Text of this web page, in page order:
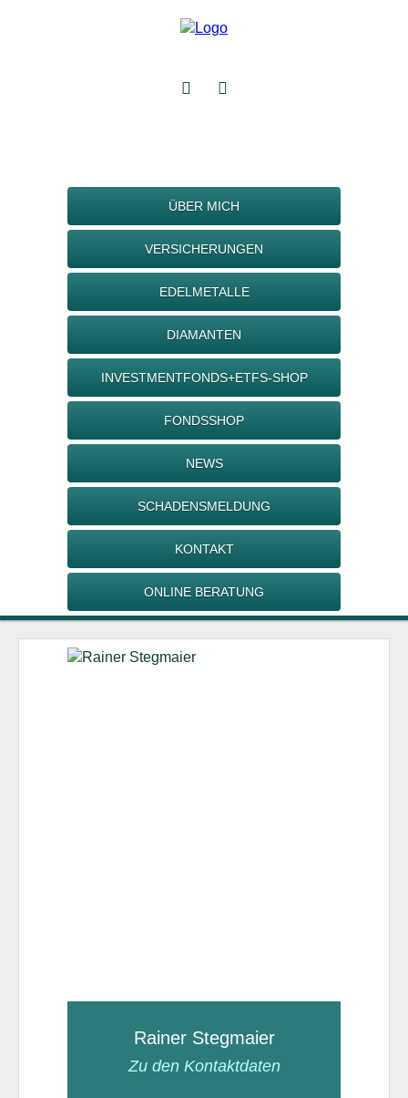
ÜBER MICH
VERSICHERUNGEN
EDELMETALLE
DIAMANTEN
INVESTMENTFONDS+ETFS-SHOP
FONDSSHOP
NEWS
SCHADENSMELDUNG
KONTAKT
ONLINE BERATUNG
Rainer Stegmaier
Zu den Kontaktdaten